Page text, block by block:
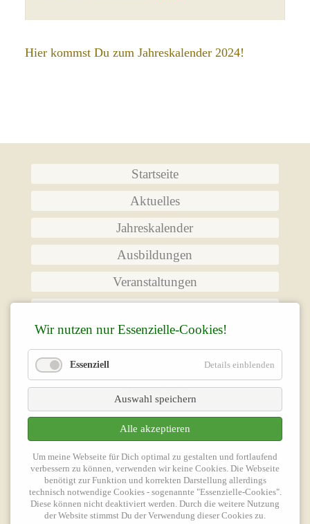
Hier kommst Du zum Jahreskalender 2024!
überspringen
Startseite
Aktuelles
Jahreskalender
Ausbildungen
Veranstaltungen
Kontakt
Datenschutz
Peter Klein
Großer Ring 52
65550 Limburg/Lahn
Tel.: 06431-7780606
Fax: 06431-7780605
Wir nutzen nur Essenzielle-Cookies!
Essenziell Details einblenden
Auswahl speichern
Alle akzeptieren
Um meine Webseite für Dich optimal zu gestalten und fortlaufend
verbessern zu können, verwenden wir keine Cookies. Die Webseite
benötigt zur Funktion und korrekten Darstellung allerdings
technisch notwendige Cookies - sogenannte "Essenzielle-Cookies".
Diese können nicht deaktiviert werden. Durch die weitere Nutzung
der Website stimmst Du der Verwendung dieser Cookies zu.